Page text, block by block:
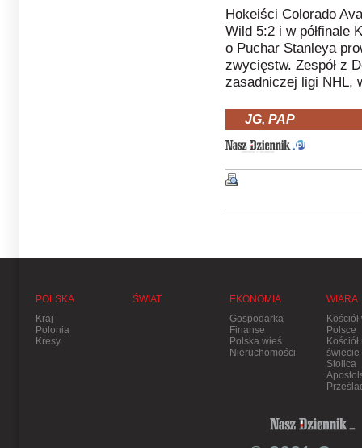
Hokeiści Colorado
Wild 5:2 i w półfinale
o Puchar Stanleya
zwycięstw. Zespół z
zasadniczej ligi NHL,
JG, PAP
POLSKA
Kraj
Polonia
Kresy
ŚWIAT
EKONOMIA
Gospodarka
Finanse
Polska wieś
Nieruchomości
WIARA
Kościół
Polsce
Kościół
świecie
Stolica